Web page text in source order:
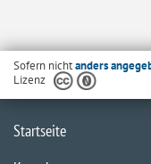
Sofern nichtanders
Lizenz
Startseite